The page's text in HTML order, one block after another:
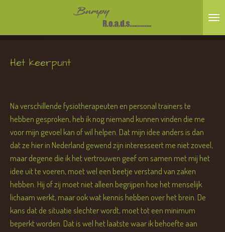
naar
hoofdinhoud
Het keerpunt
Na verschillende fysiotherapeuten en personal trainers te
hebben gesproken, heb ik nog niemand kunnen vinden die me
voor mijn gevoel kan of wil helpen. Dat mijn idee anders is dan
dat ze hier in Nederland gewend zijn interesseert me niet zoveel,
maar degene die ik het vertrouwen geef om samen met mij het
idee uit te voeren, moet wel een beetje verstand van zaken
hebben. Hij of zij moet niet alleen begrijpen hoe het menselijk
lichaam werkt, maar ook wat kennis hebben over het brein. De
kans dat de situatie slechter wordt, moet tot een minimum
beperkt worden. Dat is wel het laatste waar ik behoefte aan